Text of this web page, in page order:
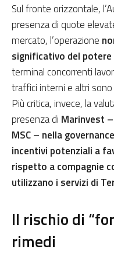
Sul fronte orizzontale,
presenza di quote
mercato, l’operazione
significativo del
terminal concorrenti
traffici interni e altri
Più critica, invece, la
presenza di Marinvest
MSC – nella
incentivi potenziali a
rispetto a compagnie
utilizzano i servizi di
Il rischio di
rimedi